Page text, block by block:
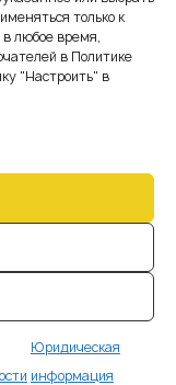
только к
любое время,
в Политике
"Настроить" в
Юридическая
информация